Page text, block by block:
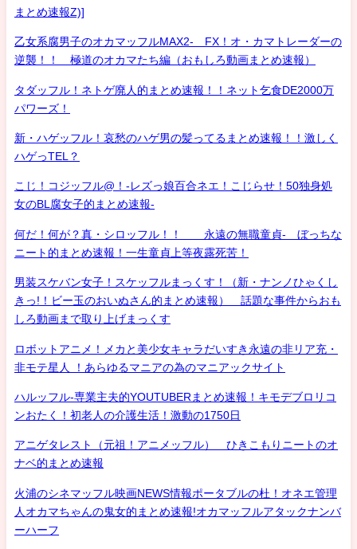
まとめ速報Z)]
乙女系腐男子のオカマッフルMAX2- FX！オ・カマトレーダーの
逆襲！！ 極道のオカマたち編（おもしろ動画まとめ速報）
タダッフル！ネトゲ廃人的まとめ速報！！ネット乞食DE2000万
パワーズ！
新・ハゲッフル！哀愁のハゲ男の髪ってるまとめ速報！！激しく
ハゲっTEL？
こじ！コジッフル@！-レズっ娘百合ネエ！こじらせ！50独身処
女のBL腐女子的まとめ速報-
何だ！何が？真・シロッフル！！ 永遠の無職童貞- ぼっちな
ニート的まとめ速報！一生童貞上等夜露死苦！
男装スケバン女子！スケッフルまっくす！（新・ナンノひゃくし
きっ!！ビー玉のおいぬさん的まとめ速報） 話題な事件からおも
しろ動画まで取り上げまっくす
ロボットアニメ！メカと美少女キャラだいすき永遠の非リア充・
非モテ星人 ！あらゆるマニアの為のマニアックサイト
ハルッフル-専業主夫的YOUTUBERまとめ速報！キモデブロリコ
ンおたく！初老人の介護生活！激動の1750日
アニゲタレスト（元祖！アニメッフル） ひきこもりニートのオ
ナベ的まとめ速報
火浦のシネマッフル映画NEWS情報ポータブルの杜！オネエ管理
人オカマちゃんの鬼女的まとめ速報!オカマッフルアタックナンバ
ーハーフ